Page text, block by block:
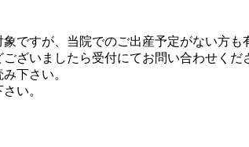
すが、当院でのご出産予定がない方も
ざいましたら受付にてお問い合わせくだ
下さい。
い。